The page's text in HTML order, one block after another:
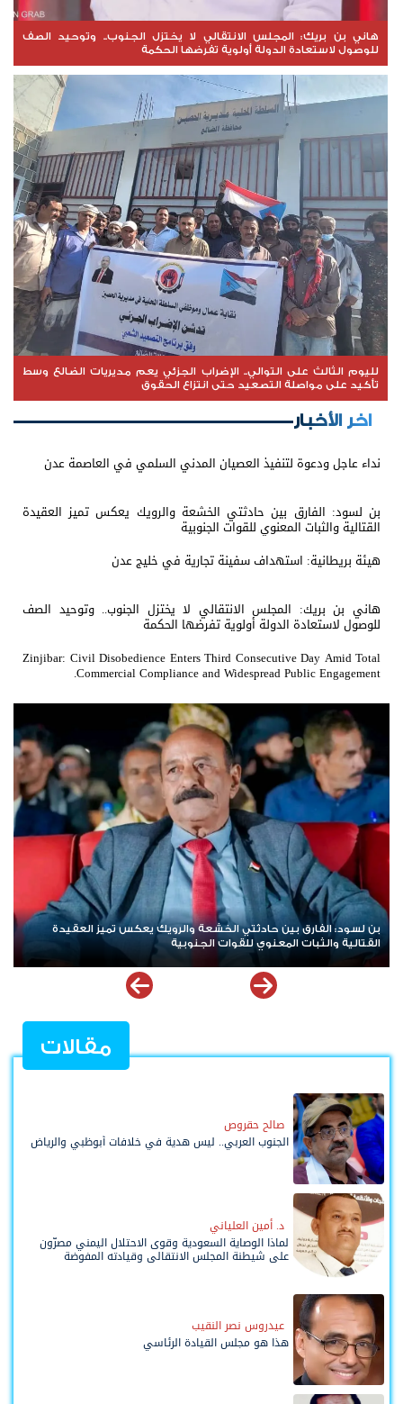
هاني بن بريك: المجلس الانتقالي لا يختزل الجنوب.. وتوحيد الصف
للوصول لاستعادة الدولة أولوية تفرضها الحكمة
لليوم الثالث على التوالي.. الإضراب الجزئي يعم مديريات الضالع وسط
تأكيد على مواصلة التصعيد حتى انتزاع الحقوق
اخر الأخبار
نداء عاجل ودعوة لتنفيذ العصيان المدني السلمي في العاصمة عدن
بن لسود: الفارق بين حادثتي الخشعة والرويك يعكس تميز العقيدة
القتالية والثبات المعنوي للقوات الجنوبية
هيئة بريطانية: استهداف سفينة تجارية في خليج عدن
هاني بن بريك: المجلس الانتقالي لا يختزل الجنوب.. وتوحيد الصف
للوصول لاستعادة الدولة أولوية تفرضها الحكمة
Zinjibar: Civil Disobedience Enters Third Consecutive Day Amid Total
Commercial Compliance and Widespread Public Engagement.
هاني بن بريك: المجلس الانتقالي لا يختزل الجنوب.. وتوحيد الصف
للوصول لاستعادة الدولة أولوية تفرضها الحكمة
مقالات
صالح حقروص
الجنوب العربي.. ليس هدية في خلافات أبوظبي والرياض
د. أمين العلياني
لماذا الوصاية السعودية وقوى الاحتلال اليمني مصرّون
على شيطنة المجلس الانتقالي وقيادته المفوضة
عيدروس نصر النقيب
هذا هو مجلس القيادة الرئاسي